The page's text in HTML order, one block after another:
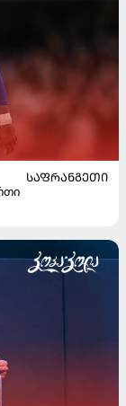
ᲡᲐᲤᲠᲐᲜᲒᲔᲗᲘ